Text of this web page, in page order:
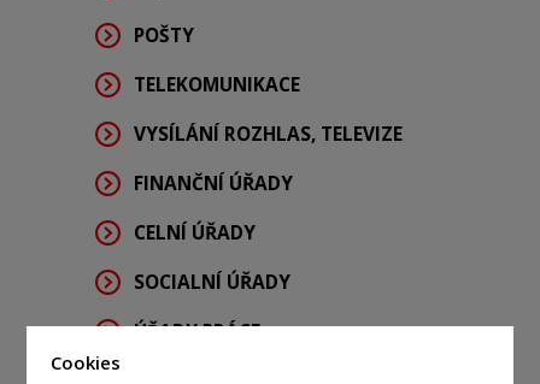
Cookies
POŠTY
TELEKOMUNIKACE
VYSÍLÁNÍ ROZHLAS, TELEVIZE
FINANČNÍ ÚŘADY
CELNÍ ÚŘADY
SOCIALNÍ ÚŘADY
ÚŘADY PRÁCE